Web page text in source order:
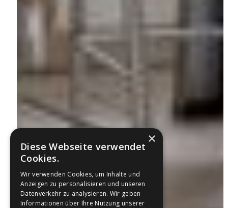
×
Diese Webseite verwendet
Cookies.
Wir verwenden Cookies, um Inhalte und
Anzeigen zu personalisieren und unseren
Datenverkehr zu analysieren. Wir geben
Informationen über Ihre Nutzung unserer